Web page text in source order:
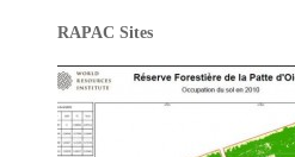
RAPAC Sites